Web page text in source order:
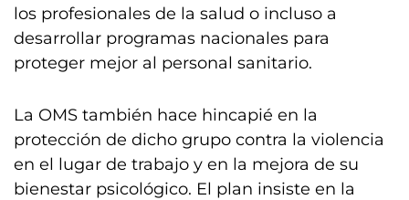
los profesionales de la salud o incluso a
desarrollar programas nacionales para
proteger mejor al personal sanitario.
La OMS también hace hincapié en la
protección de dicho grupo contra la violencia
en el lugar de trabajo y en la mejora de su
bienestar psicológico. El plan insiste en la